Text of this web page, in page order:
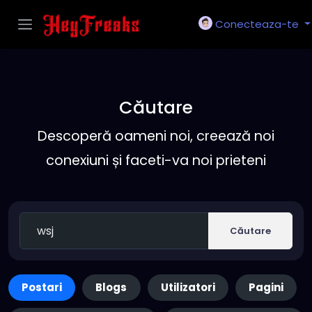
Conecteaza-te
Căutare
Descoperă oameni noi, creează noi
conexiuni și faceti-va noi prieteni
Căutare
Postari Blogs Utilizatori Pagini